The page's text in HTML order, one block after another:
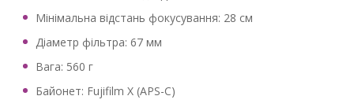
Мінімальна відстань фокусування: 28 см
Діаметр фільтра: 67 мм
Вага: 560 г
Байонет: Fujifilm X (APS-C)